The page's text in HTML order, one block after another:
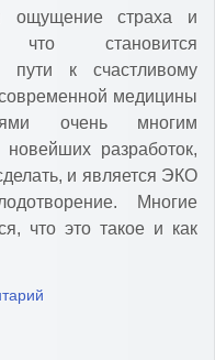
ощущение страха и
что становится
пути к счастливому
медицины
очень многим
разработок,
и является ЭКО
Многие
что это такое и как